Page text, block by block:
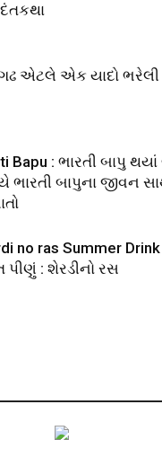
એટલે એક યાદો ભરેલી
Bapu : ભારતી બાપુ
ભારતી બાપુના જીવન
no ras Summer
: શેરડીનો રસ